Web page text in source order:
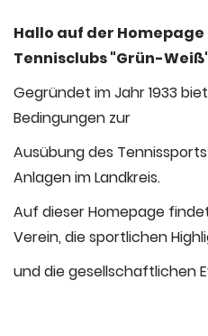
Hallo auf der
Tennisclubs "Grün-
Gegründet im Jahr 1933
Bedingungen zur
Ausübung des
Anlagen im Landkreis.
Auf dieser Homepage
Verein, die sportlichen
und die gesellschaftlichen